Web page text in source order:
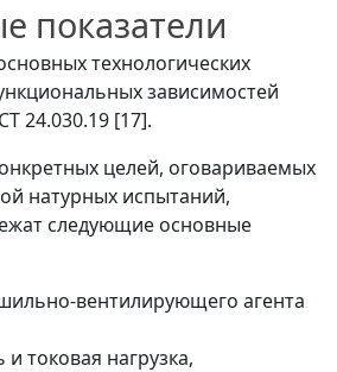
показатели
технологических
зависимостей
24.030.19 [17].
целей, оговариваемых
натурных испытаний,
следующие основные
вентилирующего агента
токовая нагрузка,